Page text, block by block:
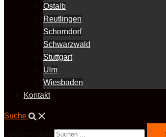
Ostalb
Reutlingen
Schorndorf
Schwarzwald
Stuttgart
Ulm
Wiesbaden
Kontakt
Suche